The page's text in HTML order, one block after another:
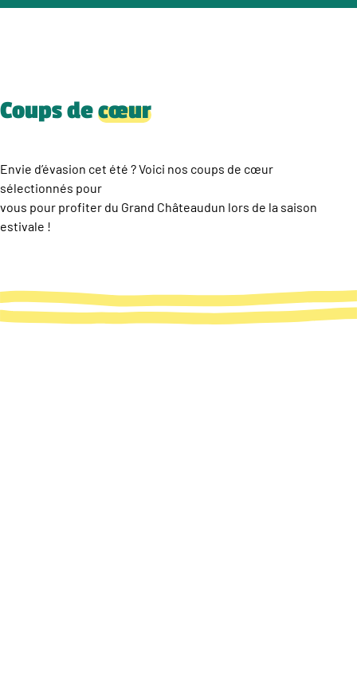
Coups decœur
Envie d’évasion cet été ? Voici nos coups de cœur
sélectionnés pour
vous pour profiter du Grand Châteaudun lors de la saison
estivale !